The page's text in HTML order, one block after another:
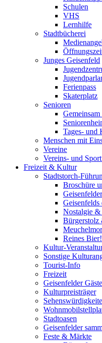
Schulen
VHS
Lernhilfe
Stadtbücherei
Junges Geisenfeld
Ferienpass
Skaterplatz
Senioren
Tages- und
Menschen mit
Vereine
Vereins- und
Freizeit & Kultur
Stadtstorch-
Broschüre
Nostalgie
Bürgerstolz
Reines
Kultur-
Sonstige
Tourist-Info
Freizeit
Geisenfelder
Kulturpreisträger
Stadtoasen
Geisenfelder
Feste & Märkte